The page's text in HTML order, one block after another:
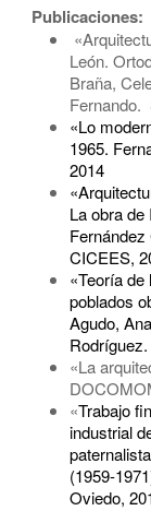
Publicaciones:
León.
Braña,
Fernando.
«Lo
1965.
2014
La obra
CICEES,
«Teoría
poblados
Agudo,
«La
«Trabajo
industrial
(1959-
Oviedo,